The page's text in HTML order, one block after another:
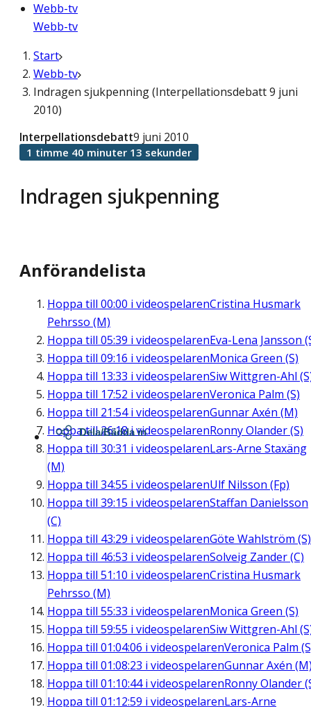
Webb-tv
Webb-tv
Start
Webb-tv
Indragen sjukpenning (Interpellationsdebatt 9 juni
2010)
Indragen sjukpenning
Interpellationsdebatt9 juni 2010
1 timme 40 minuter 13 sekunder
Anförandelista
Hoppa till 00:00 i videospelarenCristina Husmark
Pehrsso (M)
Hoppa till 05:39 i videospelarenEva-Lena Jansson
Hoppa till 09:16 i videospelarenMonica Green (S)
Hoppa till 13:33 i videospelarenSiw Wittgren-Ahl
Hoppa till 17:52 i videospelarenVeronica Palm (S)
Hoppa till 21:54i videospelarenGunnar Axén (M)
Hoppa till26:18i videospelarenRonny Olander (S)
Hoppa till 30:31 i videospelarenLars-Arne Staxäng
(M)
Hoppa till 34:55 i videospelarenUlf Nilsson (Fp)
Hoppa till 39:15 i videospelarenStaffan Danielsson
(C)
Hoppa till 43:29 i videospelarenGöte Wahlström (S)
Hoppa till 46:53 i videospelarenSolveig Zander (C)
Hoppa till 51:10 i videospelarenCristina Husmark
Pehrsso (M)
Hoppa till 55:33 i videospelarenMonica Green (S)
Hoppa till 59:55 i videospelarenSiw Wittgren-Ahl
Hoppa till 01:04:06 i videospelarenVeronica Palm
Hoppa till 01:08:23 i videospelarenGunnar Axén
Hoppa till 01:10:44i videospelarenRonny Olander
Hoppa till 01:12:59 i videospelarenLars-Arne
Dela/Bädda in